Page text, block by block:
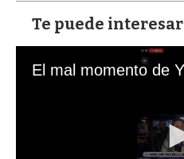
Te puede interesar